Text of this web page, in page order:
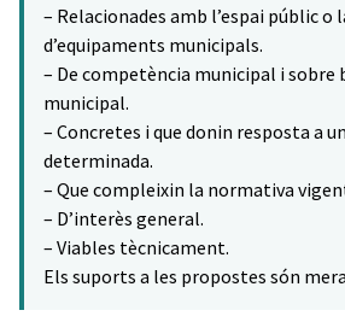
– Relacionades amb l’espai públic o
d’equipaments municipals.
– De competència municipal i sobre
municipal.
– Concretes i que donin resposta a
determinada.
– Que compleixin la normativa
– D’interès general.
– Viables tècnicament.
Els suports a les propostes són